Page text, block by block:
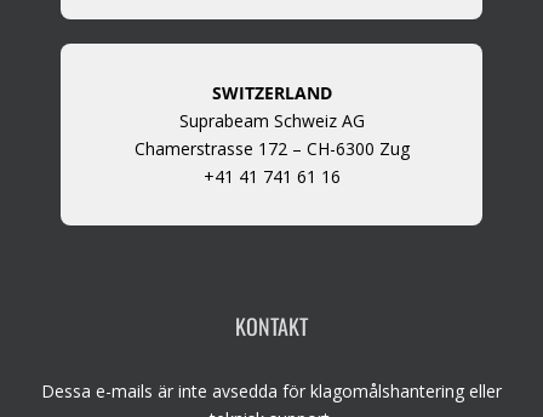
SWITZERLAND
Suprabeam Schweiz AG
Chamerstrasse 172 – CH-6300 Zug
+41 41 741 61 16
KONTAKT
Dessa e-mails är inte avsedda för klagomålshantering eller